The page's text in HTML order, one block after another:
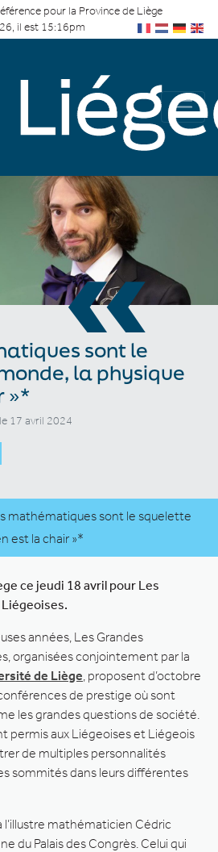
pour la Province de Liège
il est 15:16pm
«
sont le
la physique
»*
le 17 avril 2024
mathématiques sont le squelette
est la chair »*
ce jeudi 18 avril pour Les
années, Les Grandes
organisées conjointement par la
de Liège , proposent d’octobre
de prestige où sont
les grandes questions de société.
permis aux Liégeoises et Liégeois
de multiples personnalités
sommités dans leurs différentes
l’illustre mathématicien Cédric
du Palais des Congrès. Celui qui